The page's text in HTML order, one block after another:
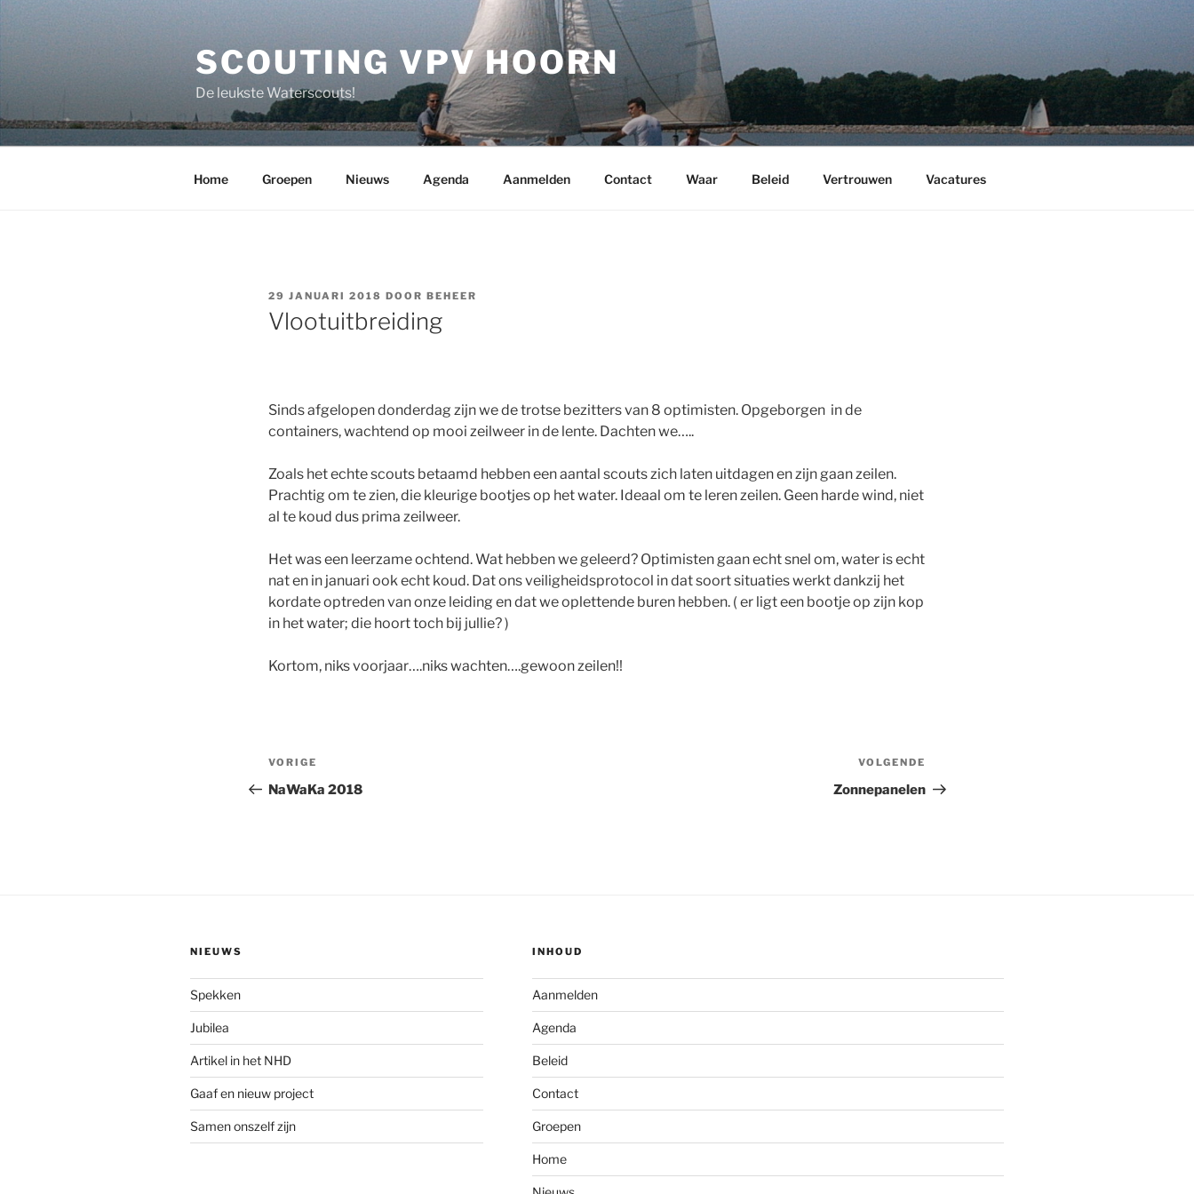
SCOUTING VPV HOORN
De leukste Waterscouts!
Home Groepen Nieuws Agenda Aanmelden Contact Waar Beleid Vertrouwen Vacatures
GEPLAATST
OP
29 JANUARI 2018 DOOR BEHEER
Vlootuitbreiding
Sinds afgelopen donderdag zijn we de trotse bezitters van 8 optimisten. Opgeborgen in de
containers, wachtend op mooi zeilweer in de lente. Dachten we…..
Zoals het echte scouts betaamd hebben een aantal scouts zich laten uitdagen en zijn gaan zeilen.
Prachtig om te zien, die kleurige bootjes op het water. Ideaal om te leren zeilen. Geen harde wind, niet
al te koud dus prima zeilweer.
Het was een leerzame ochtend. Wat hebben we geleerd? Optimisten gaan echt snel om, water is echt
nat en in januari ook echt koud. Dat ons veiligheidsprotocol in dat soort situaties werkt dankzij het
kordate optreden van onze leiding en dat we oplettende buren hebben. ( er ligt een bootje op zijn kop
in het water; die hoort toch bij jullie? )
Kortom, niks voorjaar….niks wachten….gewoon zeilen!!
Bericht
navigatie
Vorig
bericht
VORIGE
NaWaKa 2018
bericht
VOLGENDE
Zonnepanelen
NIEUWS
Spekken
Jubilea
Artikel in het NHD
Gaaf en nieuw project
Samen onszelf zijn
INHOUD
Aanmelden
Agenda
Beleid
Contact
Groepen
Home